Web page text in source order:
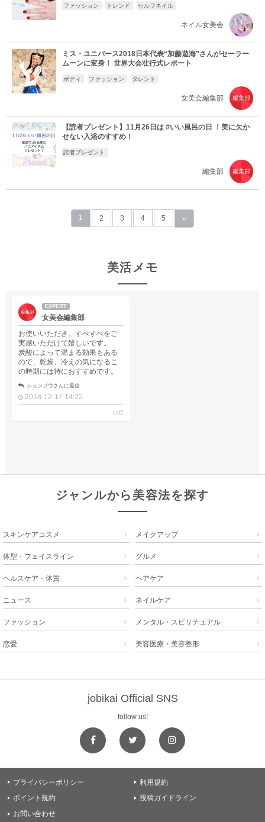
ファッション トレンド セルフネイル
ネイル女美会
ミス・ユニバース2018日本代表“加藤遊海”さんがセーラー
ムーンに変身！ 世界大会壮行式レポート
ボディ ファッション タレント
女美会編集部
【読者プレゼント】11月26日は #いい風呂の日 ！美に欠か
せない入浴のすすめ！
読者プレゼント
編集部
1 2 3 4 5 »
美活メモ
EXPERT
女美会編集部
お使いいただき、すべすべをご
実感いただけて嬉しいです。
炭酸によって温まる効果もある
ので、乾燥、冷えの気になるこ
の時期には特におすすめです。
シュンプウさんに返信
2018-12-17 14:22
0
ジャンルから美容法を探す
スキンケアコスメ  メイクアップ 
体型・フェイスライン  グルメ 
ヘルスケア・体質  ヘアケア 
ニュース  ネイルケア 
ファッション  メンタル・スピリチュアル 
恋愛  美容医療・美容整形 
jobikai Official SNS
follow us!
 プライバシーポリシー  利用規約
 ポイント規約  投稿ガイドライン
 お問い合わせ